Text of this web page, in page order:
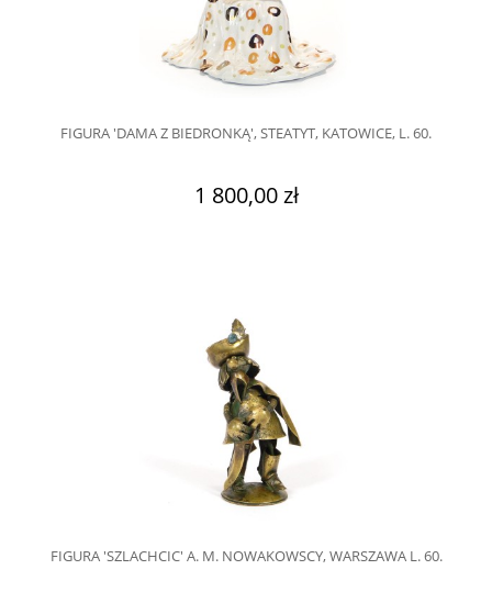
FIGURA 'DAMA Z BIEDRONKĄ', STEATYT, KATOWICE, L. 60.
1 800,00 zł
FIGURA 'SZLACHCIC' A. M. NOWAKOWSCY, WARSZAWA L. 60.